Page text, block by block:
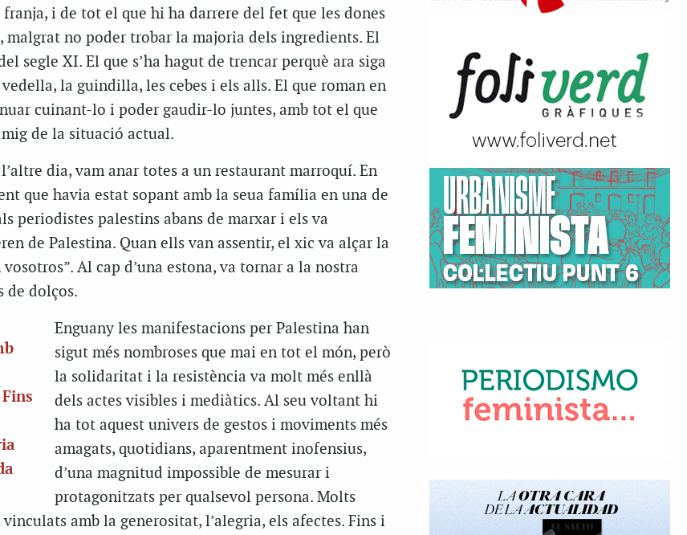
i de tot el que hi ha darrere del fet que les dones
no poder trobar la majoria dels ingredients. El
segle XI. El que s’ha hagut de trencar perquè ara siga
la guindilla, les cebes i els alls. El que roman en
cuinant-lo i poder gaudir-lo juntes, amb tot el que
de la situació actual.
dia, vam anar totes a un restaurant marroquí. En
que havia estat sopant amb la seua família en una de
periodistes palestins abans de marxar i els va
de Palestina. Quan ells van assentir, el xic va alçar la
Al cap d’una estona, va tornar a la nostra
de dolços.
Enguany les manifestacions per Palestina han
sigut més nombroses que mai en tot el món, però
la solidaritat i la resistència va molt més enllà
dels actes visibles i mediàtics. Al seu voltant hi
ha tot aquest univers de gestos i moviments més
amagats, quotidians, aparentment inofensius,
d’una magnitud impossible de mesurar i
protagonitzats per qualsevol persona. Molts
vinculats amb la generositat, l’alegria, els afectes. Fins i